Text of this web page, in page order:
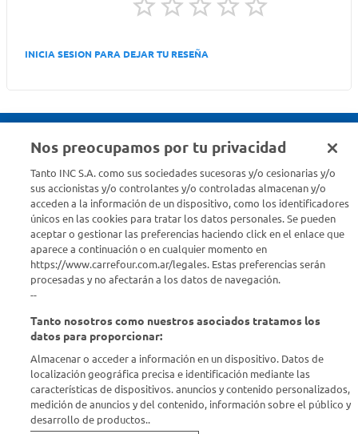
INICIA SESION PARA DEJAR TU RESEÑA
Estamos para ayudarte
¿Tenés una consulta? Comunicate con nosotros acá
Descubrí Carrefour
Conocenos
Info útil
Comprá Online
Nos preocupamos por tu privacidad
Tanto INC S.A. como sus sociedades sucesoras y/o cesionarias y/o
sus accionistas y/o controlantes y/o controladas almacenan y/o
acceden a la información de un dispositivo, como los identificadores
únicos en las cookies para tratar los datos personales. Se pueden
aceptar o gestionar las preferencias haciendo click en el enlace que
aparece a continuación o en cualquier momento en
https://www.carrefour.com.ar/legales. Estas preferencias serán
procesadas y no afectarán a los datos de navegación.
--
Tanto nosotros como nuestros asociados tratamos los
datos para proporcionar:
Almacenar o acceder a información en un dispositivo. Datos de
localización geográfica precisa e identificación mediante las
características de dispositivos. anuncios y contenido personalizados,
medición de anuncios y del contenido, información sobre el público y
desarrollo de productos..